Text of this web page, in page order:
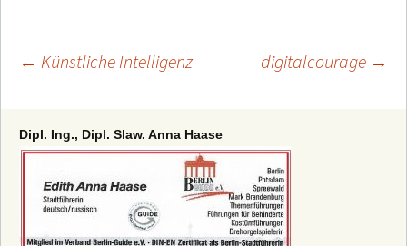
← Künstliche Intelligenz digitalcourage →
Dipl. Ing., Dipl. Slaw. Anna Haase